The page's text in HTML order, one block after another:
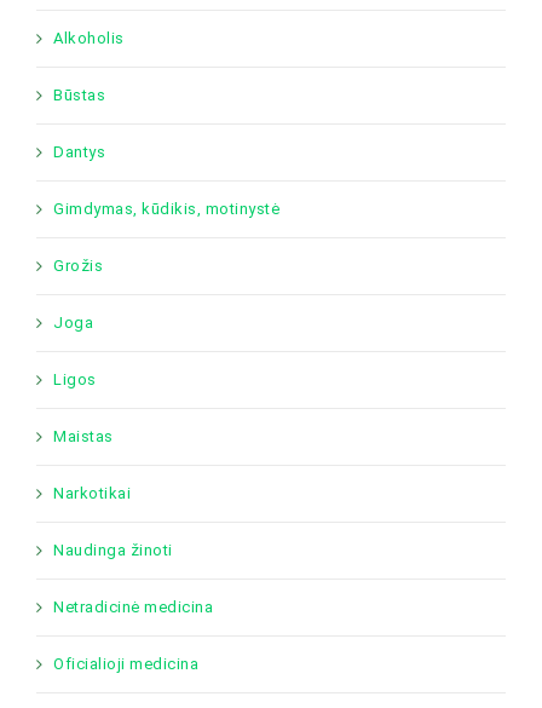
Alkoholis
Būstas
Dantys
Gimdymas, kūdikis, motinystė
Grožis
Joga
Ligos
Maistas
Narkotikai
Naudinga žinoti
Netradicinė medicina
Oficialioji medicina